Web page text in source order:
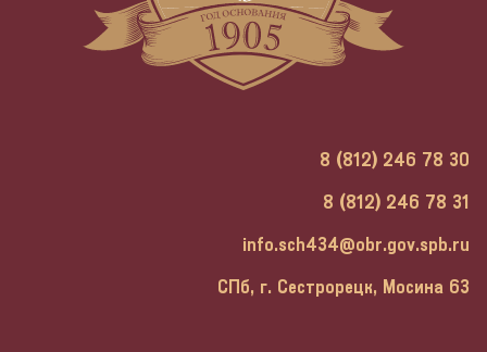
8 (812) 246 78 30
8 (812) 246 78 31
info.sch434@obr.gov.spb.ru
СПб, г. Сестрорецк, Мосина 63